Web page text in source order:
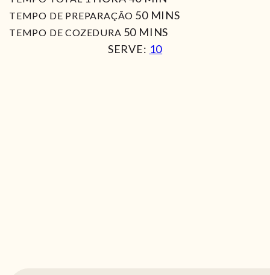
TEMPO DE PREPARAÇÃO 50MIN
MINS
TEMPO DE COZEDURA 50MIN
MINS
SERVE: 10